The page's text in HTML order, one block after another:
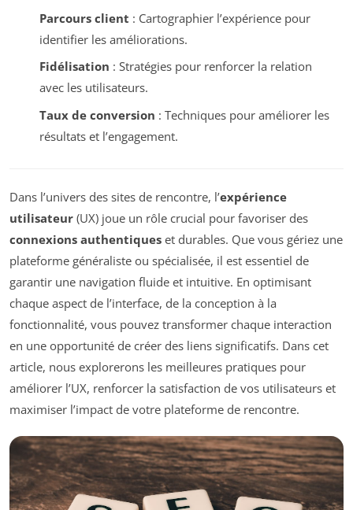
Parcours client : Cartographier l’expérience pour
identifier les améliorations.
Fidélisation : Stratégies pour renforcer la relation
avec les utilisateurs.
Taux de conversion : Techniques pour améliorer les
résultats et l’engagement.
Dans l’univers des sites de rencontre, l’expérience
utilisateur (UX) joue un rôle crucial pour favoriser des
connexions authentiques et durables. Que vous gériez une
plateforme généraliste ou spécialisée, il est essentiel de
garantir une navigation fluide et intuitive. En optimisant
chaque aspect de l’interface, de la conception à la
fonctionnalité, vous pouvez transformer chaque interaction
en une opportunité de créer des liens significatifs. Dans cet
article, nous explorerons les meilleures pratiques pour
améliorer l’UX, renforcer la satisfaction de vos utilisateurs et
maximiser l’impact de votre plateforme de rencontre.